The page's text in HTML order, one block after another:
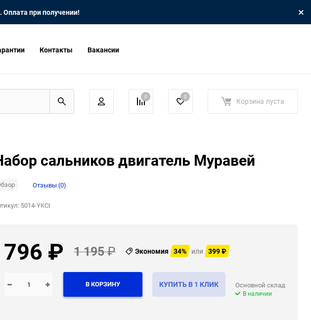
Оплата при получении!
Контакты Вакансии
0 0 Корзина пуста
сальников двигатель Муравей
Отзывы (0)
5014-YKCI
796 ₽ 1 195₽ Экономия 34% или 399₽
В КОРЗИНУ КУПИТЬ В 1 КЛИК Основной склад
В наличии